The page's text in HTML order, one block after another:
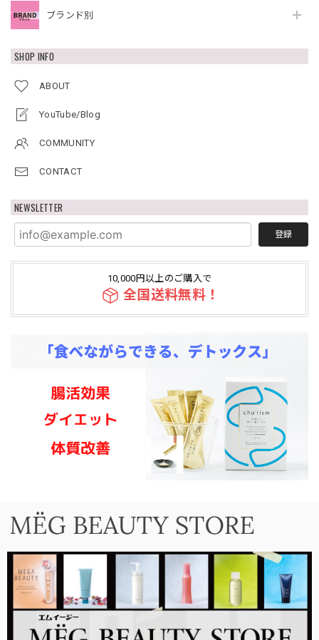
ブランド別
SHOP INFO
ABOUT
YouTube/Blog
COMMUNITY
CONTACT
NEWSLETTER
登録
10,000円以上のご購入で
全国送料無料！